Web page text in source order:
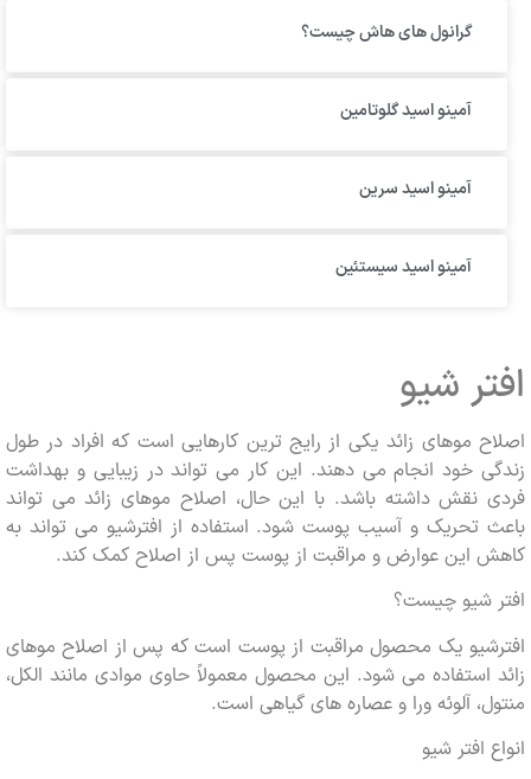
گرانول های هاش چیست؟
آمینو اسید گلوتامین
آمینو اسید سرین
آمینو اسید سیستئین
شیو
موهای زائد یکی از رایج ترین کارهایی است که افراد در طول
خود انجام می دهند. این کار می تواند در زیبایی و بهداشت
نقش داشته باشد. با این حال، اصلاح موهای زائد می تواند
تحریک و آسیب پوست شود. استفاده از افترشیو می تواند به
این عوارض و مراقبت از پوست پس از اصلاح کمک کند.
شیو چیست؟
یک محصول مراقبت از پوست است که پس از اصلاح موهای
استفاده می شود. این محصول معمولاً حاوی موادی مانند الکل،
آلوئه ورا و عصاره های گیاهی است.
افتر شیو